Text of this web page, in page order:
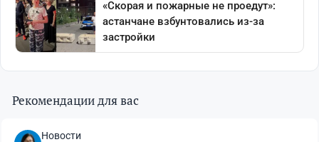
Рекомендации для вас
Новости